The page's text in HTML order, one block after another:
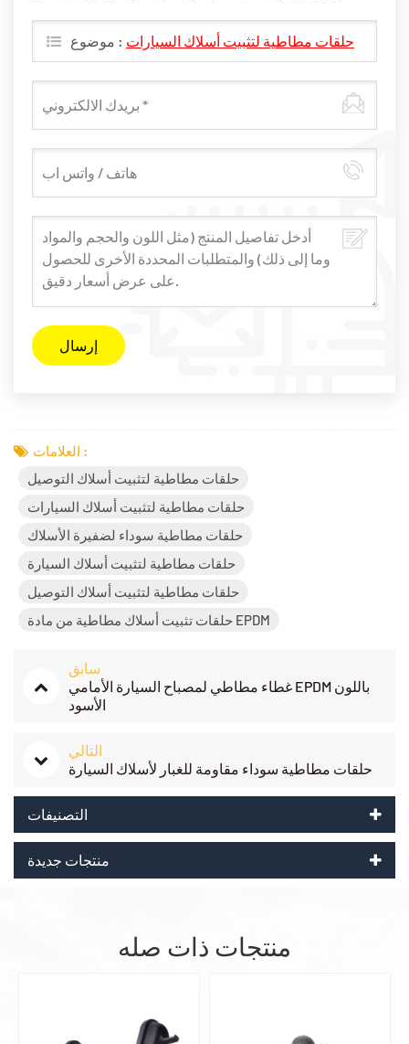
موضوع : حلقات مطاطية لتثبيت أسلاك السيارات
العلامات :
حلقات مطاطية لتثبيت أسلاك التوصيل
حلقات مطاطية لتثبيت أسلاك السيارات
حلقات مطاطية سوداء لضفيرة الأسلاك
حلقات مطاطية لتثبيت أسلاك السيارة
حلقات مطاطية لتثبيت أسلاك التوصيل
حلقات تثبيت أسلاك مطاطية من مادة EPDM
سابق
غطاء مطاطي لمصباح السيارة الأمامي EPDM باللون
الأسود
التالي
حلقات مطاطية سوداء مقاومة للغبار لأسلاك السيارة
التصنيفات
منتجات جديدة
منتجات ذات صله